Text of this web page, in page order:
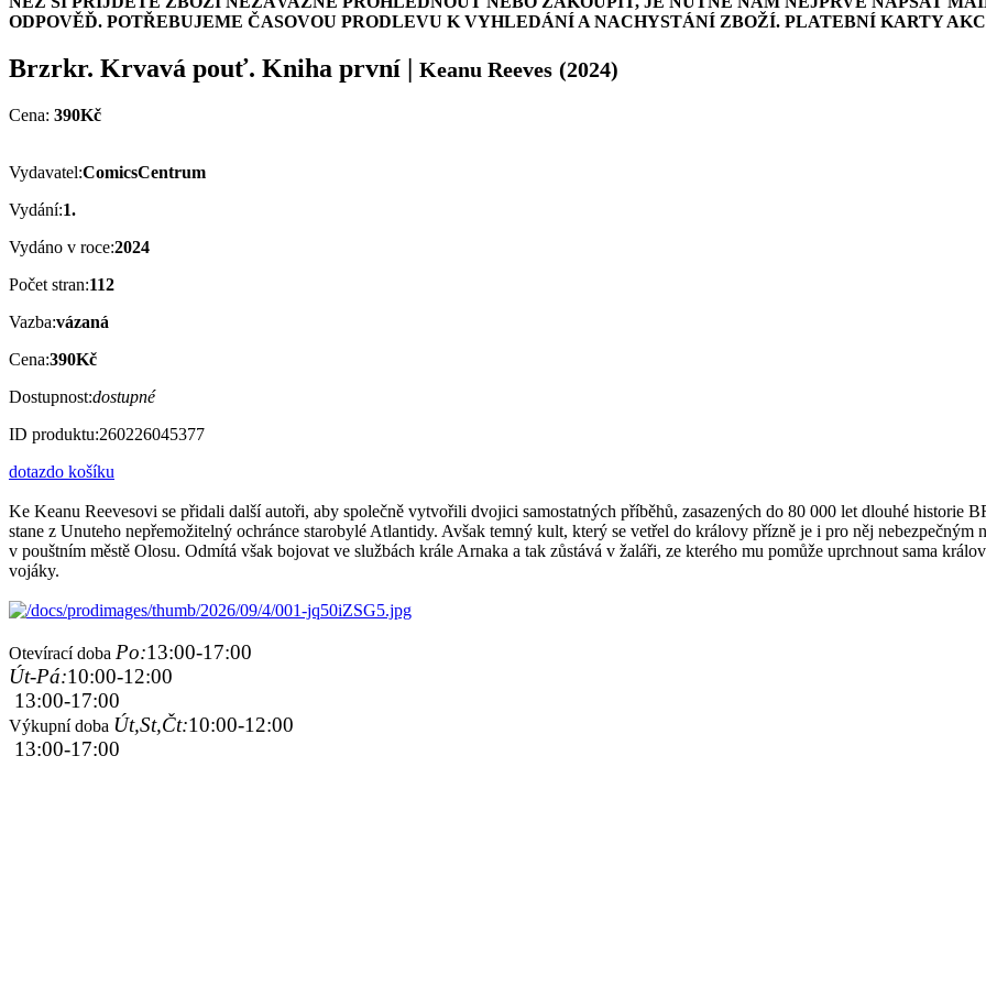
ODPOVĚĎ. POTŘEBUJEME ČASOVOU PRODLEVU K VYHLEDÁNÍ A NACHYSTÁNÍ ZBOŽÍ. PLATEBNÍ KARTY
Brzrkr. Krvavá pouť. Kniha první | Keanu Reeves (2024)
Cena: 390Kč
Vydavatel:ComicsCentrum
Vydání:1.
Vydáno v roce:2024
Počet stran:112
Vazba:vázaná
Cena:390Kč
Dostupnost:dostupné
ID produktu:260226045377
dotazdo košíku
Ke Keanu Reevesovi se přidali další autoři, aby společně vytvořili dvojici samostatných příběhů, zasazených do 80 000 let dlouhé historie
stane z Unuteho nepřemožitelný ochránce starobylé Atlantidy. Avšak temný kult, který se vetřel do královy přízně je i pro něj nebezpečným
v pouštním městě Olosu. Odmítá však bojovat ve službách krále Arnaka a tak zůstává v žaláři, ze kterého mu pomůže uprchnout sama
vojáky.
Otevírací doba Po:13:00-17:00
Út-Pá:10:00-12:00
13:00-17:00
Výkupní doba Út,St,Čt:10:00-12:00
13:00-17:00